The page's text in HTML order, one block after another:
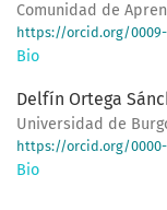
Comunidad de
https://orcid.org/0009-
Bio
Delfín Ortega
Universidad de
https://orcid.org/0000-
Bio